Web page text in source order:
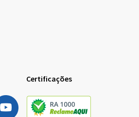
Certificações